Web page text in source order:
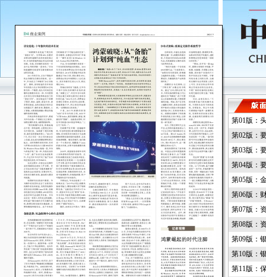
第01版：
第02版：
第03版：
第04版：
第05版：
第06版：
第07版：
第08版：
第09版：
第10版：
第11版：